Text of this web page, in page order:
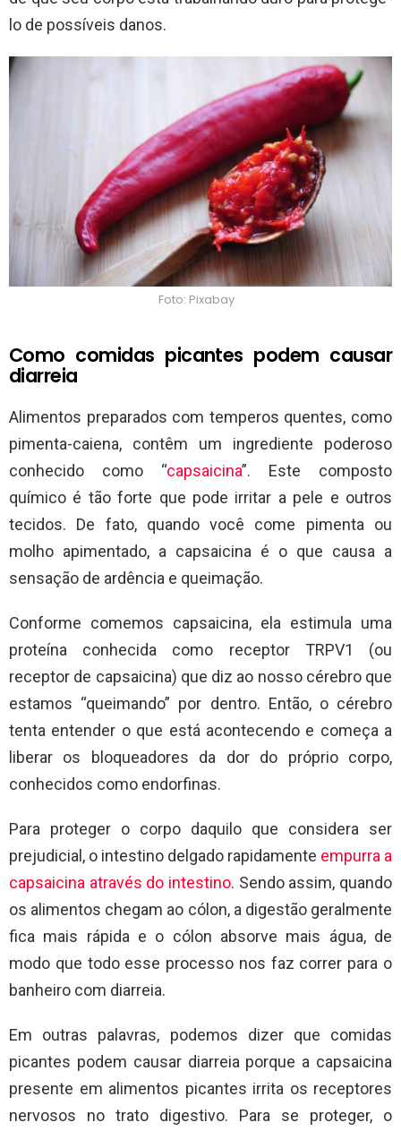
lo de possíveis danos.
Foto: Pixabay
Como comidas picantes podem causar
diarreia
Alimentos preparados com temperos quentes, como
pimenta-caiena, contêm um ingrediente poderoso
conhecido como “capsaicina”. Este composto
químico é tão forte que pode irritar a pele e outros
tecidos. De fato, quando você come pimenta ou
molho apimentado, a capsaicina é o que causa a
sensação de ardência e queimação.
Conforme comemos capsaicina, ela estimula uma
proteína conhecida como receptor TRPV1 (ou
receptor de capsaicina) que diz ao nosso cérebro que
estamos “queimando” por dentro. Então, o cérebro
tenta entender o que está acontecendo e começa a
liberar os bloqueadores da dor do próprio corpo,
conhecidos como endorfinas.
Para proteger o corpo daquilo que considera ser
prejudicial, o intestino delgado rapidamente empurra a
capsaicina através do intestino. Sendo assim, quando
os alimentos chegam ao cólon, a digestão geralmente
fica mais rápida e o cólon absorve mais água, de
modo que todo esse processo nos faz correr para o
banheiro com diarreia.
Em outras palavras, podemos dizer que comidas
picantes podem causar diarreia porque a capsaicina
presente em alimentos picantes irrita os receptores
nervosos no trato digestivo. Para se proteger, o